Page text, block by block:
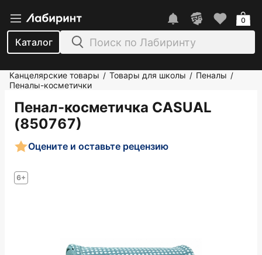
Каталог
0
Канцелярские товары / Товары для школы / Пеналы /
Пеналы-косметички
Пенал-косметичка CASUAL
(850767)
6+
Оцените и оставьте рецензию